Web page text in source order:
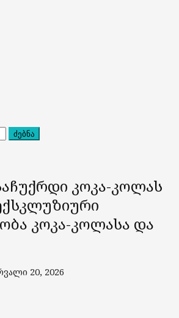
კოკა-კოლას
კოკა-კოლასა და
20, 2026